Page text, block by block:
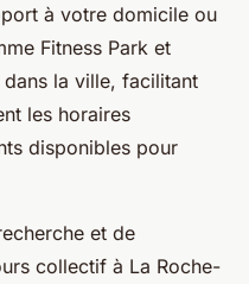
à votre domicile ou
Fitness Park et
la ville, facilitant
les horaires
disponibles pour
et de
collectif à La Roche-